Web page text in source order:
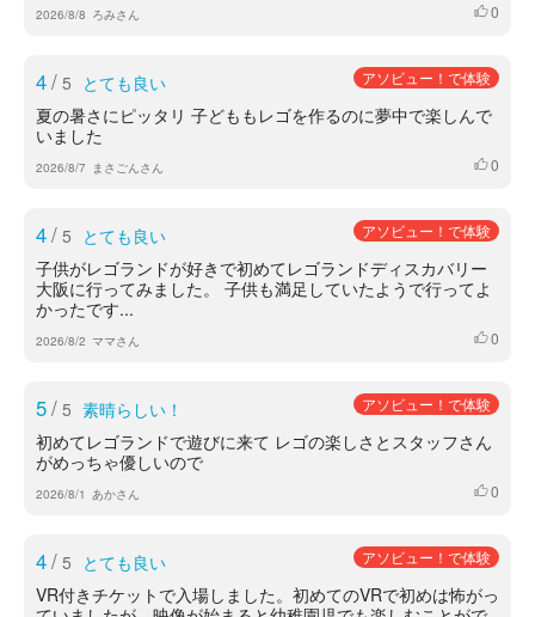
2026/8/8 ろみさん いいね
0
4/ 5 とても良い アソビュー！で体験
夏の暑さにピッタリ 子どももレゴを作るのに夢中で楽しんで
いました
2026/8/7 まさごんさん いいね
0
4/ 5 とても良い アソビュー！で体験
子供がレゴランドが好きで初めてレゴランドディスカバリー
大阪に行ってみました。 子供も満足していたようで行ってよ
かったです...
2026/8/2 ママさん いいね
0
5/ 5 素晴らしい！ アソビュー！で体験
初めてレゴランドで遊びに来て レゴの楽しさとスタッフさん
がめっちゃ優しいので
2026/8/1 あかさん いいね
0
4/ 5 とても良い アソビュー！で体験
VR付きチケットで入場しました。初めてのVRで初めは怖がっ